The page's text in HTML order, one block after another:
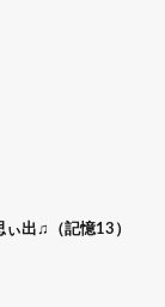
ぃ出♫（記憶13）